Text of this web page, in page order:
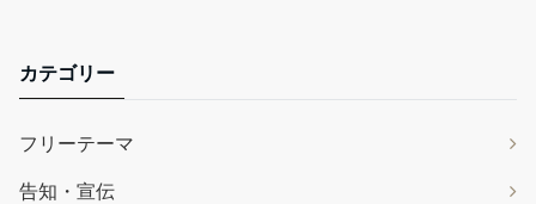
カテゴリー
フリーテーマ
告知・宣伝